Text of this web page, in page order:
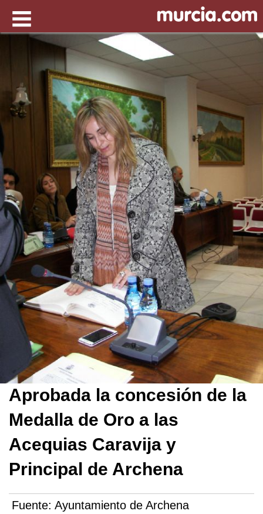
Aprobada la concesión de la
Medalla de Oro a las
Acequias Caravija y
Principal de Archena
Fuente: Ayuntamiento de Archena